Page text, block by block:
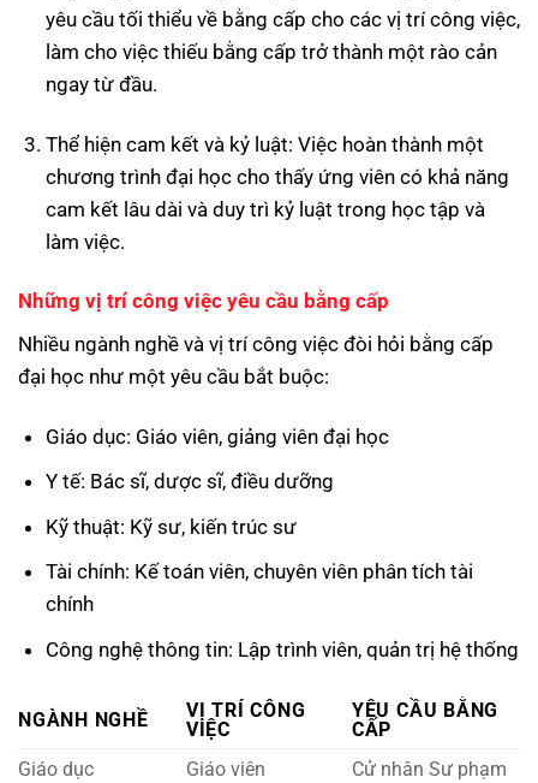
yêu cầu tối thiểu về bằng cấp cho các vị trí công việc,
làm cho việc thiếu bằng cấp trở thành một rào cản
ngay từ đầu.
Thể hiện cam kết và kỷ luật: Việc hoàn thành một
chương trình đại học cho thấy ứng viên có khả năng
cam kết lâu dài và duy trì kỷ luật trong học tập và
làm việc.
Những vị trí công việc yêu cầu bằng cấp
Nhiều ngành nghề và vị trí công việc đòi hỏi bằng cấp
đại học như một yêu cầu bắt buộc:
Giáo dục: Giáo viên, giảng viên đại học
Y tế: Bác sĩ, dược sĩ, điều dưỡng
Kỹ thuật: Kỹ sư, kiến trúc sư
Tài chính: Kế toán viên, chuyên viên phân tích tài
chính
Công nghệ thông tin: Lập trình viên, quản trị hệ thống
NGÀNH NGHỀ
VỊ TRÍ CÔNG
VIỆC
YÊU CẦU BẰNG
CẤP
Giáo dục
Giáo viên
Cử nhân Sư phạm